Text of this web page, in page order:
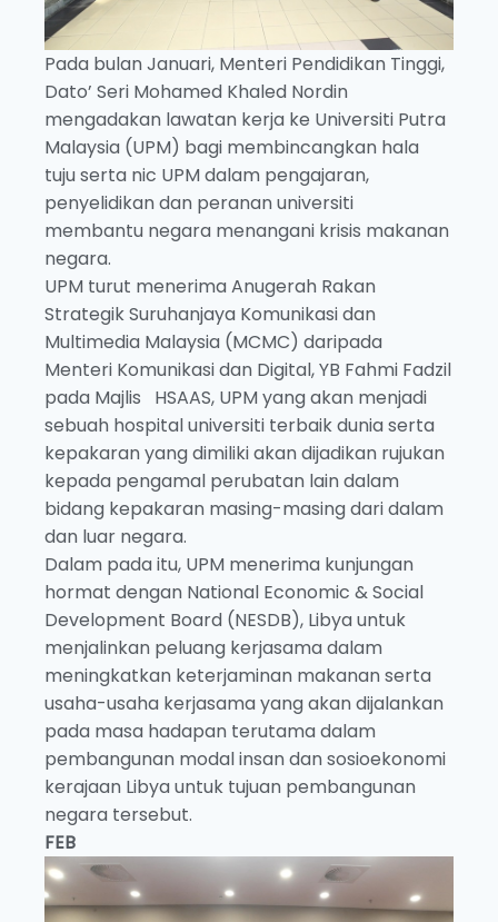
Pada bulan Januari, Menteri Pendidikan Tinggi,
Dato’ Seri Mohamed Khaled Nordin
mengadakan lawatan kerja ke Universiti Putra
Malaysia (UPM) bagi membincangkan hala
tuju serta nic UPM dalam pengajaran,
penyelidikan dan peranan universiti
membantu negara menangani krisis makanan
negara.
UPM turut menerima Anugerah Rakan
Strategik Suruhanjaya Komunikasi dan
Multimedia Malaysia (MCMC) daripada
Menteri Komunikasi dan Digital, YB Fahmi Fadzil
pada Majlis HSAAS, UPM yang akan menjadi
sebuah hospital universiti terbaik dunia serta
kepakaran yang dimiliki akan dijadikan rujukan
kepada pengamal perubatan lain dalam
bidang kepakaran masing-masing dari dalam
dan luar negara.
Dalam pada itu, UPM menerima kunjungan
hormat dengan National Economic & Social
Development Board (NESDB), Libya untuk
menjalinkan peluang kerjasama dalam
meningkatkan keterjaminan makanan serta
usaha-usaha kerjasama yang akan dijalankan
pada masa hadapan terutama dalam
pembangunan modal insan dan sosioekonomi
kerajaan Libya untuk tujuan pembangunan
negara tersebut.
FEB